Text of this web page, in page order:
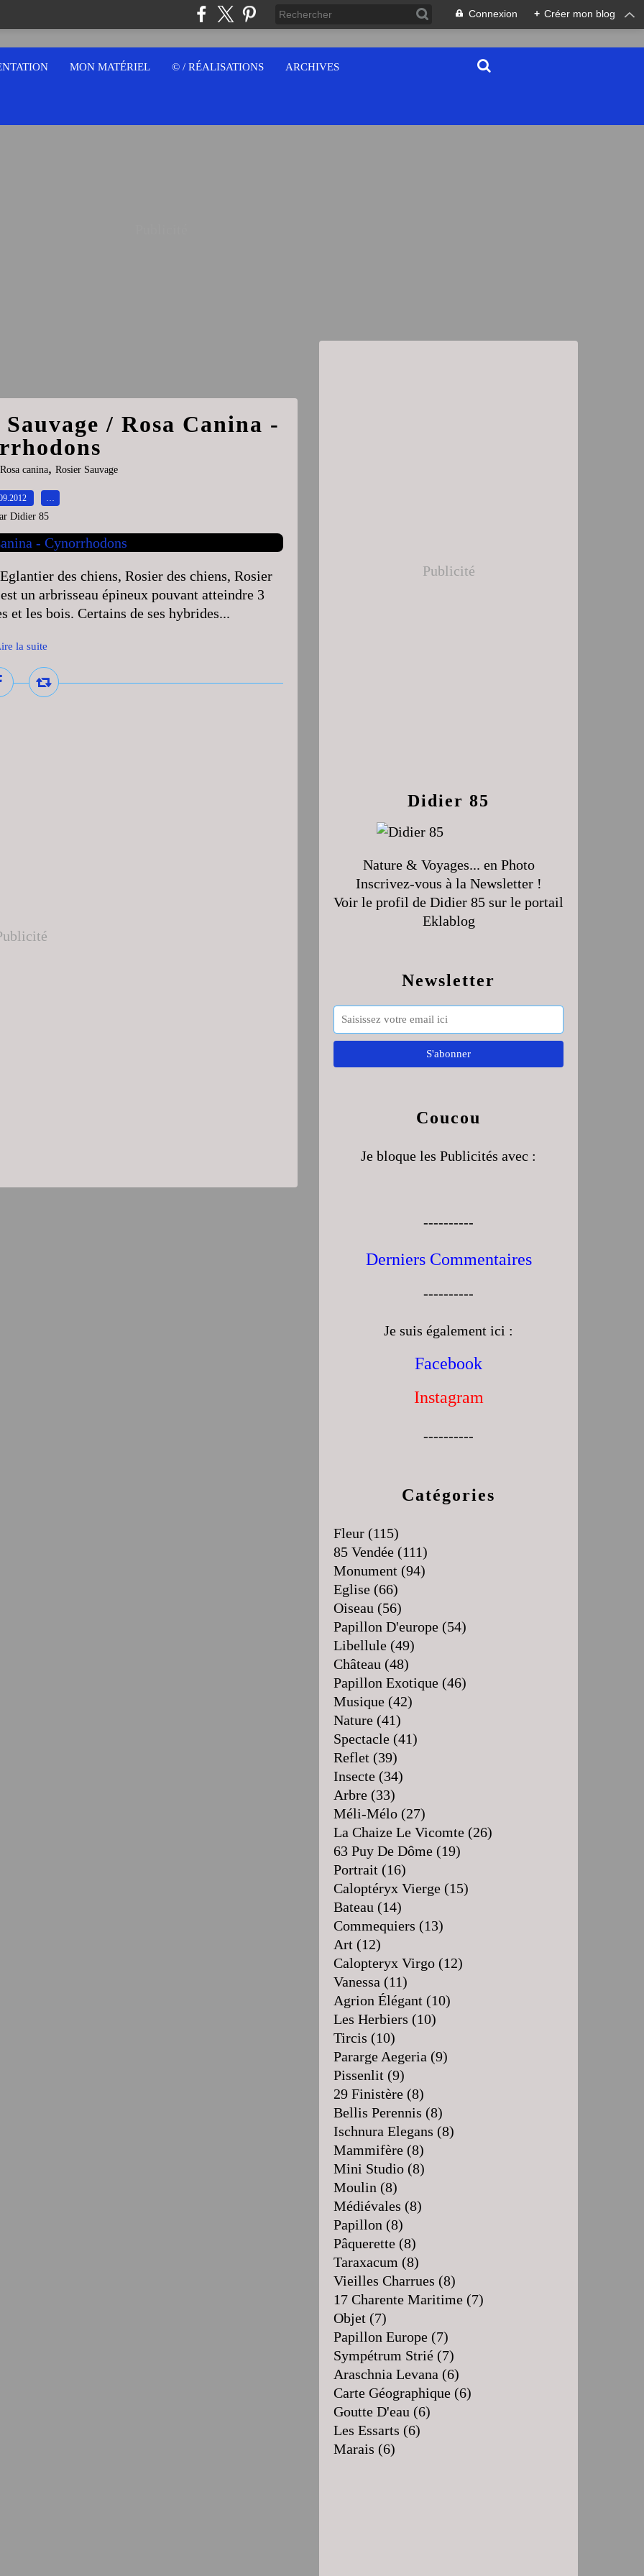
Connexion + Créer mon blog
MON MATÉRIEL © / RÉALISATIONS ARCHIVES
/ Rosa Canina -
Rosa canina, Rosier Sauvage
…
Didier 85
des chiens, Rosier des chiens, Rosier
un arbrisseau épineux pouvant atteindre 3
et les bois. Certains de ses hybrides...
la suite
Newsletter
Publicité
Catégories
Fleur (115)
85 Vendée (111)
Monument (94)
Eglise (66)
Oiseau (56)
Papillon D'europe (54)
Libellule (49)
Château (48)
Papillon Exotique (46)
Musique (42)
Nature (41)
Spectacle (41)
Reflet (39)
Insecte (34)
Arbre (33)
Méli-Mélo (27)
La Chaize Le Vicomte (26)
63 Puy De Dôme (19)
Portrait (16)
Caloptéryx Vierge (15)
Bateau (14)
Commequiers (13)
Art (12)
Calopteryx Virgo (12)
Vanessa (11)
Agrion Élégant (10)
Les Herbiers (10)
Tircis (10)
Pararge Aegeria (9)
Pissenlit (9)
29 Finistère (8)
Bellis Perennis (8)
Ischnura Elegans (8)
Mammifère (8)
Mini Studio (8)
Moulin (8)
Médiévales (8)
Papillon (8)
Pâquerette (8)
Taraxacum (8)
Vieilles Charrues (8)
17 Charente Maritime (7)
Objet (7)
Papillon Europe (7)
Sympétrum Strié (7)
Araschnia Levana (6)
Carte Géographique (6)
Goutte D'eau (6)
Les Essarts (6)
Marais (6)
Didier 85
Nature & Voyages... en Photo
Inscrivez-vous à la Newsletter !
Voir le profil de Didier 85 sur le portail
Eklablog
Coucou
Je bloque les Publicités avec :
----------
Derniers Commentaires
----------
Je suis également ici :
Facebook
Instagram
----------